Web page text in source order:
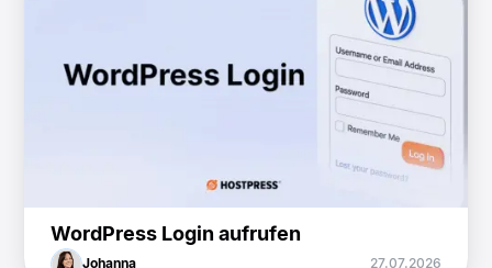
WordPress Login aufrufen
Johanna 27.07.2026